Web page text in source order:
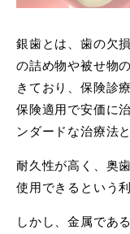
銀歯とは、歯の欠
の詰め物や被せ物
きており、保険診
保険適用で安価に
ンダードな治療法
耐久性が高く、奥
使用できるという
しかし、金属であ